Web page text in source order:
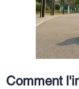
Comment